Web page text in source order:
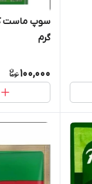
گرم
100,000